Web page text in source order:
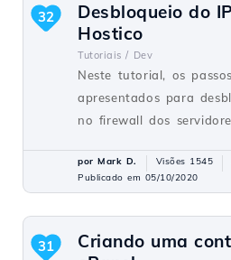
Desbloqueio do
Hostico
Tutoriais / Dev
Neste tutorial, os
apresentados para
no firewall dos
32
por Mark D. Visões 1545
Publicado em 05/10/2020
Criando uma
31